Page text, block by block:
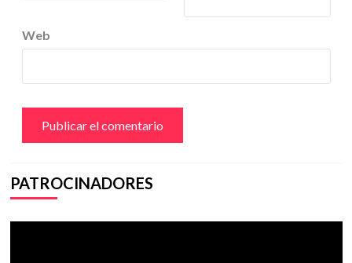
Web
PATROCINADORES